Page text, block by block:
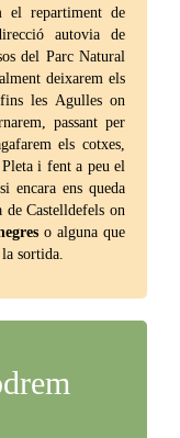
el repartiment de
autovia de
del Parc Natural
deixarem els
les Agulles on
passant per
els cotxes,
i fent a peu el
encara ens queda
Castelldefels on
o alguna que
sortida.